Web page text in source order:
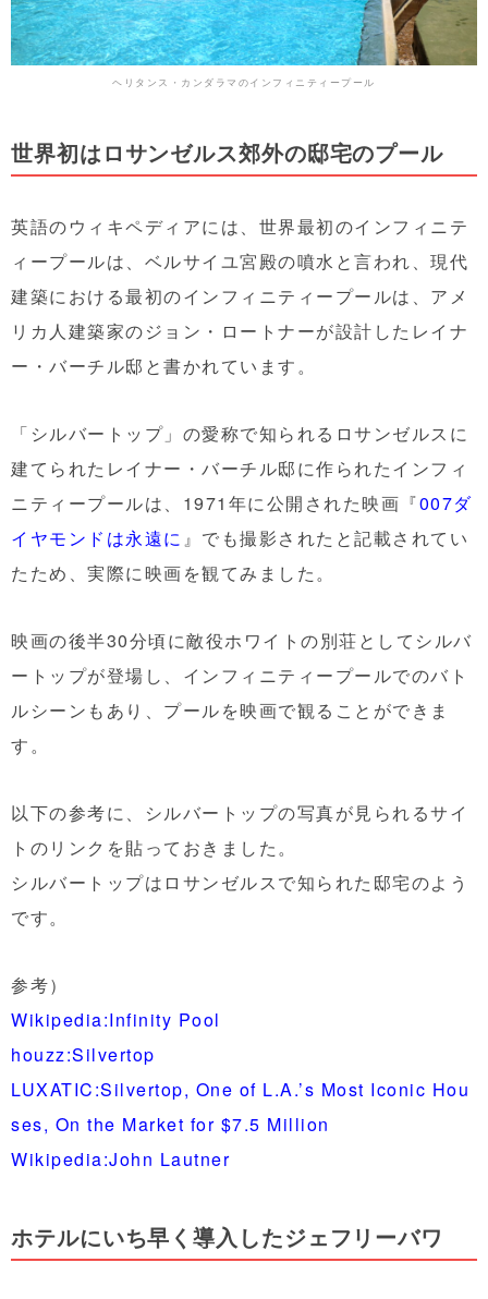
ヘリタンス・カンダラマのインフィニティープール
世界初はロサンゼルス郊外の邸宅のプール
英語のウィキペディアには、世界最初のインフィニテ
ィープールは、ベルサイユ宮殿の噴水と言われ、現代
建築における最初のインフィニティープールは、アメ
リカ人建築家のジョン・ロートナーが設計したレイナ
ー・バーチル邸と書かれています。
「シルバートップ」の愛称で知られるロサンゼルスに
建てられたレイナー・バーチル邸に作られたインフィ
ニティープールは、1971年に公開された映画『007ダ
イヤモンドは永遠に 』でも撮影されたと記載されてい
たため、実際に映画を観てみました。
映画の後半30分頃に敵役ホワイトの別荘としてシルバ
ートップが登場し、インフィニティープールでのバト
ルシーンもあり、プールを映画で観ることができま
す。
以下の参考に、シルバートップの写真が見られるサイ
トのリンクを貼っておきました。
シルバートップはロサンゼルスで知られた邸宅のよう
です。
参考）
Wikipedia:Infinity Pool
houzz:Silvertop
LUXATIC:Silvertop, One of L.A.’s Most Iconic Hou
ses, On the Market for $7.5 Million
Wikipedia:John Lautner
ホテルにいち早く導入したジェフリーバワ